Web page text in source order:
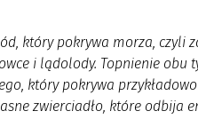
który pokrywa morza, czyli
i lądolody. Topnienie obu
który pokrywa przykładowo
zwierciadło, które odbija